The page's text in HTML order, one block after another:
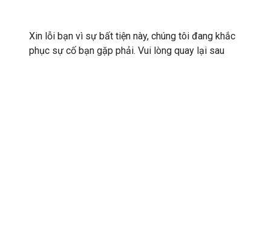
Xin lỗi bạn vì sự bất tiện này, chúng tôi đang khắc
phục sự cố bạn gặp phải. Vui lòng quay lại sau